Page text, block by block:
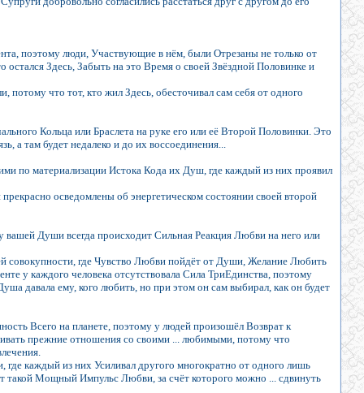
поэтому люди, Участвующие в нём, были Отрезаны не только от
Здесь, Забыть на это Время о своей Звёздной Половинке и
потому что тот, кто жил Здесь, обесточивал сам себя от одного
Кольца или Браслета на руке его или её Второй Половинки. Это
а там будет недалеко и до их воссоединения...
по материализации Истока Кода их Душ, где каждый из них проявил
осведомлены об энергетическом состоянии своей второй
Души всегда происходит Сильная Реакция Любви на него или
совокупности, где Чувство Любви пойдёт от Души, Желание Любить
у каждого человека отсутствовала Сила ТриЕдинства, поэтому
давала ему, кого любить, но при этом он сам выбирал, как он будет
Всего на планете, поэтому у людей произошёл Возврат к
прежние отношения со своими ... любимыми, потому что
каждый из них Усиливал другого многократно от одного лишь
Мощный Импульс Любви, за счёт которого можно ... сдвинуть